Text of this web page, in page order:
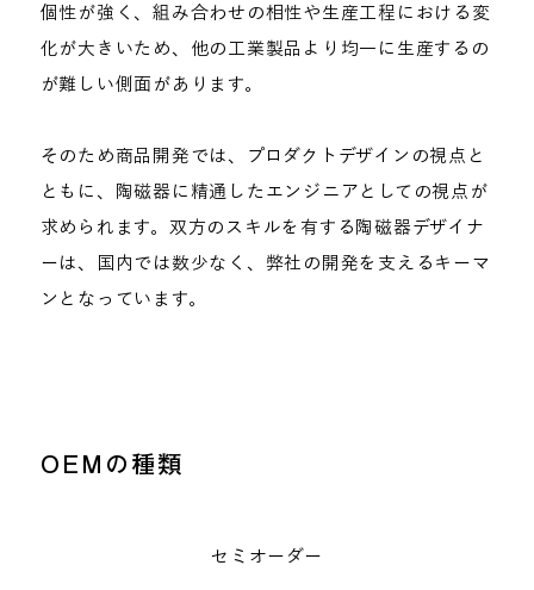
個性が強く、組み合わせの相性や生産工程における変
化が大きいため、他の工業製品より均一に生産するの
が難しい側面があります。
そのため商品開発では、プロダクトデザインの視点と
ともに、陶磁器に精通したエンジニアとしての視点が
求められます。双方のスキルを有する陶磁器デザイナ
ーは、国内では数少なく、弊社の開発を支えるキーマ
ンとなっています。
OEMの種類
セミオーダー